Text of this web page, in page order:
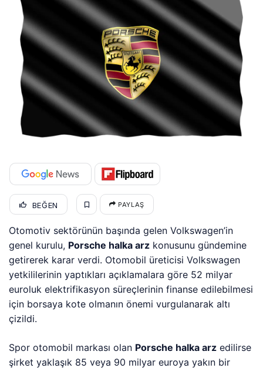
BEĞEN PAYLAŞ
Otomotiv sektörünün başında gelen Volkswagen’in
genel kurulu, Porsche halka arz konusunu gündemine
getirerek karar verdi. Otomobil üreticisi Volkswagen
yetkililerinin yaptıkları açıklamalara göre 52 milyar
euroluk elektrifikasyon süreçlerinin finanse edilebilmesi
için borsaya kote olmanın önemi vurgulanarak altı
çizildi.
Spor otomobil markası olan Porsche halka arz edilirse
şirket yaklaşık 85 veya 90 milyar euroya yakın bir